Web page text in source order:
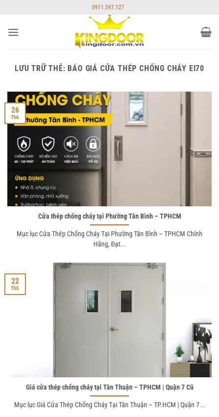
nội
0911.597.127
LƯU TRỮ THẺ: BÁO GIÁ CỬA THÉP CHỐNG CHÁY EI70
Cửa thép chống cháy tại Phường Tân Bình – TPHCM
Mục lục Cửa Thép Chống Cháy Tại Phường Tân Bình – TPHCM Chính
Hãng, Đạt...
26
Th6
Giá cửa thép chống cháy tại Tân Thuận – TPHCM | Quận 7 Cũ
Mục lục Giá Cửa Thép Chống Cháy Tại Tân Thuận – TP.HCM | Quận 7...
22
Th5